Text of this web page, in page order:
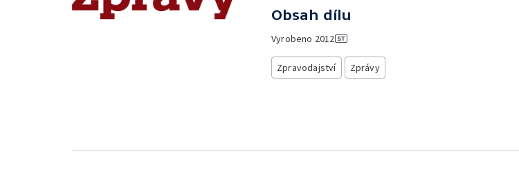
Obsah dílu
Vyrobeno 2012
Zpravodajství Zprávy